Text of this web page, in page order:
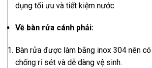
dụng tối ưu và tiết kiệm nước.
Về bàn rửa cánh phải:
Bàn rửa được làm bằng inox 304 nên
chống rỉ sét và dễ dàng vệ sinh.